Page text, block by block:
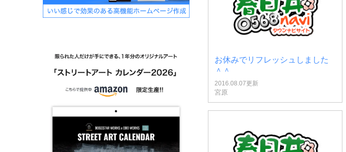
お休みでリフレッシュしました
＾＾
2016.08.07更新
宮原